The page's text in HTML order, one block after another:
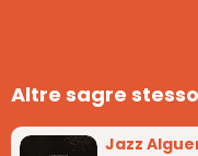
Altre sagre
Jazz